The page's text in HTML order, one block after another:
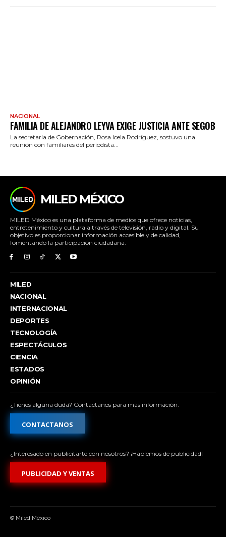
NACIONAL
FAMILIA DE ALEJANDRO LEYVA EXIGE JUSTICIA ANTE SEGOB
La secretaria de Gobernación, Rosa Icela Rodríguez, sostuvo una
reunión con familiares del periodista...
MILED MÉXICO
MILED México es una plataforma de medios que ofrece noticias,
entretenimiento y cultura a través de televisión, radio y digital. Su
objetivo es proporcionar información accesible y de calidad,
fomentando la participación ciudadana.
MILED
NACIONAL
INTERNACIONAL
DEPORTES
TECNOLOGÍA
ESPECTÁCULOS
CIENCIA
ESTADOS
OPINIÓN
¿Tienes alguna duda? Contáctanos para más información.
CONTACTANOS
¿Interesado en publicitarte con nosotros? ¡Hablemos de publicidad!
PUBLICIDAD Y VENTAS
© Miled México